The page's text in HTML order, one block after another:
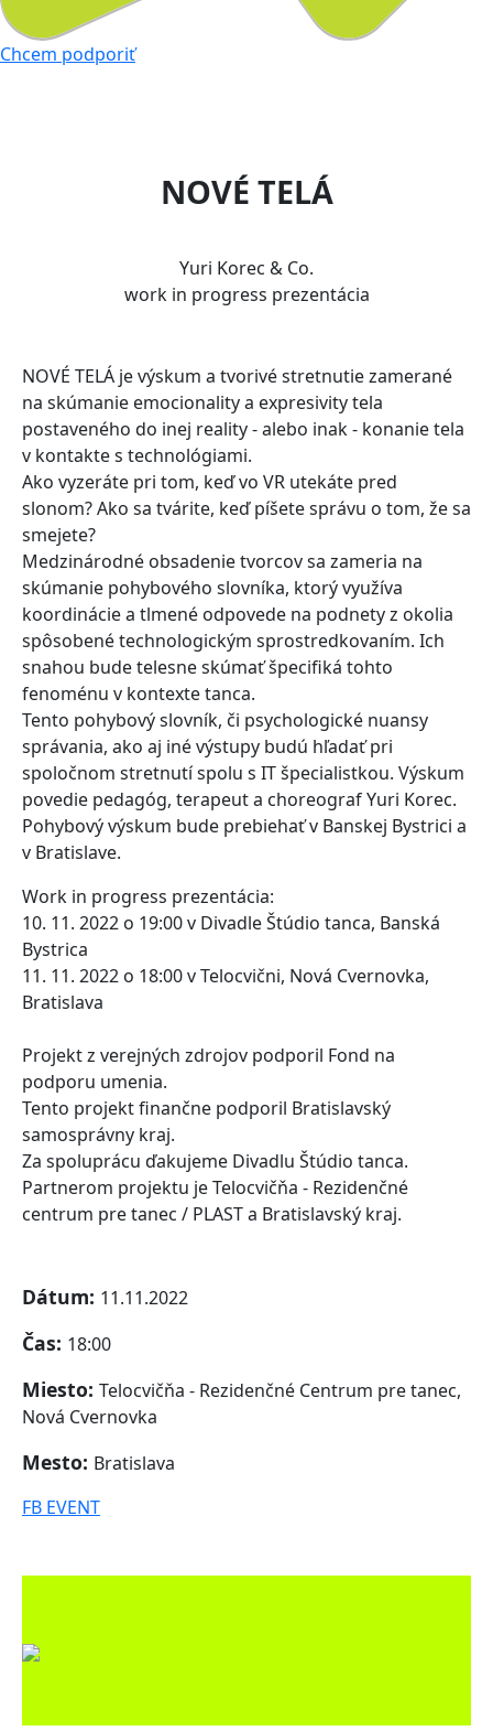
Chcem podporiť
NOVÉ TELÁ
Yuri Korec & Co.
work in progress prezentácia
NOVÉ TELÁ je výskum a tvorivé stretnutie zamerané
na skúmanie emocionality a expresivity tela
postaveného do inej reality - alebo inak - konanie tela
v kontakte s technológiami.
Ako vyzeráte pri tom, keď vo VR utekáte pred
slonom? Ako sa tvárite, keď píšete správu o tom, že sa
smejete?
Medzinárodné obsadenie tvorcov sa zameria na
skúmanie pohybového slovníka, ktorý využíva
koordinácie a tlmené odpovede na podnety z okolia
spôsobené technologickým sprostredkovaním. Ich
snahou bude telesne skúmať špecifiká tohto
fenoménu v kontexte tanca.
Tento pohybový slovník, či psychologické nuansy
správania, ako aj iné výstupy budú hľadať pri
spoločnom stretnutí spolu s IT špecialistkou. Výskum
povedie pedagóg, terapeut a choreograf Yuri Korec.
Pohybový výskum bude prebiehať v Banskej Bystrici a
v Bratislave.
Work in progress prezentácia:
10. 11. 2022 o 19:00 v Divadle Štúdio tanca, Banská
Bystrica
11. 11. 2022 o 18:00 v Telocvični, Nová Cvernovka,
Bratislava
Projekt z verejných zdrojov podporil Fond na
podporu umenia.
Tento projekt finančne podporil Bratislavský
samosprávny kraj.
Za spoluprácu ďakujeme Divadlu Štúdio tanca.
Partnerom projektu je Telocvičňa - Rezidenčné
centrum pre tanec / PLAST a Bratislavský kraj.
Dátum: 11.11.2022
Čas: 18:00
Miesto: Telocvičňa - Rezidenčné Centrum pre tanec,
Nová Cvernovka
Mesto: Bratislava
FB EVENT